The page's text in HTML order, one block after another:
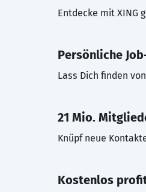
Entdecke mit XING
Persönliche
Lass Dich finden
21 Mio.
Knüpf neue
Kostenlos